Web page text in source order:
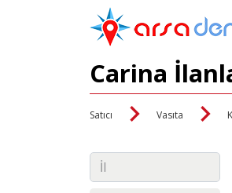
Carina
Satıcı Vasıta